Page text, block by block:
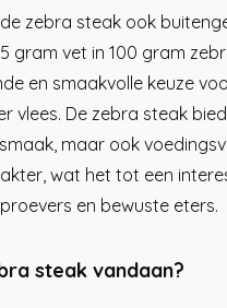
zebra steak ook
gram vet in 100 gram
en smaakvolle keuze
vlees. De zebra steak
maar ook
wat het tot een
en bewuste eters.
steak vandaan?